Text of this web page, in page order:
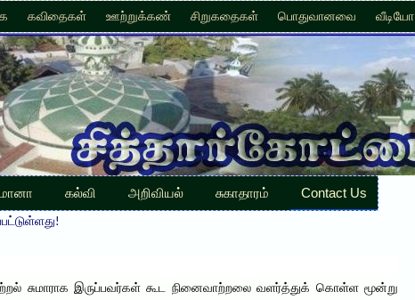
கவிதைகள் ஊற்றுக்கண் சிறுகதைகள் பொதுவானவை வீடியோ
கல்வி அறிவியல் சுகாதாரம் Contact Us
சுமாராக இருப்பவர்கள் கூட நினைவாற்றலை வளர்த்துக் கொள்ள மூன்று